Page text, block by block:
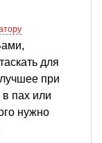
для
при
пах или
нужно